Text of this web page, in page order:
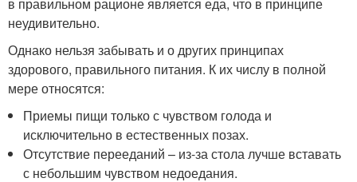
в правильном рационе является еда, что в принципе
неудивительно.
Однако нельзя забывать и о других принципах
здорового, правильного питания. К их числу в полной
мере относятся:
Приемы пищи только с чувством голода и
исключительно в естественных позах.
Отсутствие перееданий – из-за стола лучше вставать
с небольшим чувством недоедания.